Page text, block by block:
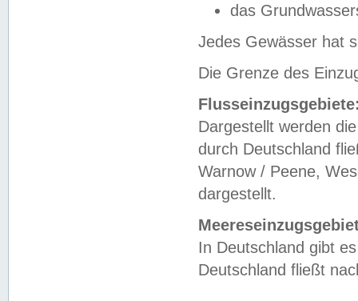
das
Jedes Gewässer hat
Die Grenze des
Dargestellt werden
durch Deutschland
Warnow / Peene,
dargestellt.
In Deutschland gibt
Deutschland fließt